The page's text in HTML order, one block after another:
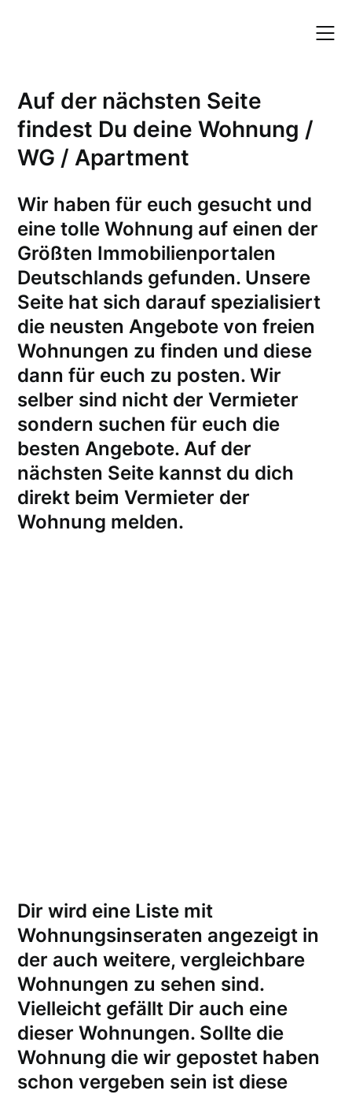
Auf der nächsten Seite
findest Du deine Wohnung /
WG / Apartment
Wir haben für euch gesucht und
eine tolle Wohnung auf einen der
Größten Immobilienportalen
Deutschlands gefunden. Unsere
Seite hat sich darauf spezialisiert
die neusten Angebote von freien
Wohnungen zu finden und diese
dann für euch zu posten. Wir
selber sind nicht der Vermieter
sondern suchen für euch die
besten Angebote. Auf der
nächsten Seite kannst du dich
direkt beim Vermieter der
Wohnung melden.
Dir wird eine Liste mit
Wohnungsinseraten angezeigt in
der auch weitere, vergleichbare
Wohnungen zu sehen sind.
Vielleicht gefällt Dir auch eine
dieser Wohnungen. Sollte die
Wohnung die wir gepostet haben
schon vergeben sein ist diese